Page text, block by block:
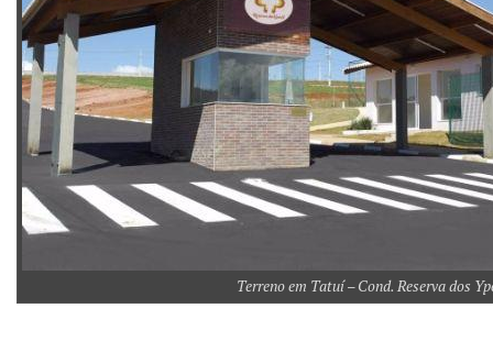
Terreno em Tatuí – Cond. Reserva dos